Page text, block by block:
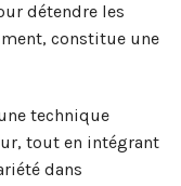
détendre les
constitue une
technique
tout en intégrant
dans